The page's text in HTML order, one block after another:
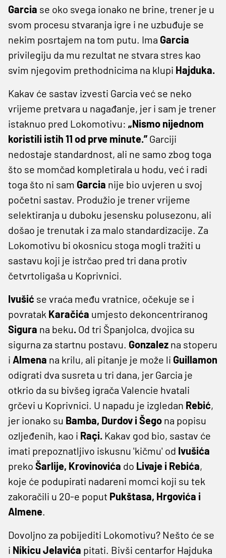
Garcia se oko svega ionako ne brine, trener je u
svom procesu stvaranja igre i ne uzbuđuje se
nekim posrtajem na tom putu. Ima Garcia
privilegiju da mu rezultat ne stvara stres kao
svim njegovim prethodnicima na klupi Hajduka.
Kakav će sastav izvesti Garcia već se neko
vrijeme pretvara u nagađanje, jer i sam je trener
istaknuo pred Lokomotivu: „Nismo nijednom
koristili istih 11 od prve minute.” Garciji
nedostaje standardnost, ali ne samo zbog toga
što se momčad kompletirala u hodu, već i radi
toga što ni sam Garcia nije bio uvjeren u svoj
početni sastav. Produžio je trener vrijeme
selektiranja u duboku jesensku polusezonu, ali
došao je trenutak i za malo standardizacije. Za
Lokomotivu bi okosnicu stoga mogli tražiti u
sastavu koji je istrčao pred tri dana protiv
četvrtoligaša u Koprivnici.
Ivušić se vraća među vratnice, očekuje se i
povratak Karačića umjesto dekoncentriranog
Sigura na beku. Od tri Španjolca, dvojica su
sigurna za startnu postavu. Gonzalez na stoperu
i Almena na krilu, ali pitanje je može li Guillamon
odigrati dva susreta u tri dana, jer Garcia je
otkrio da su bivšeg igrača Valencie hvatali
grčevi u Koprivnici. U napadu je izgledan Rebić,
jer ionako su Bamba, Durdov i Šego na popisu
ozljeđenih, kao i Raçi. Kakav god bio, sastav će
imati prepoznatljivo iskusnu 'kičmu' od Ivušića
preko Šarlije, Krovinovića do Livaje i Rebića,
koje će podupirati nadareni momci koji su tek
zakoračili u 20-e poput Pukštasa, Hrgovića i
Almene.
Dovoljno za pobijediti Lokomotivu? Nešto će se
i Nikicu Jelavića pitati. Bivši centarfor Hajduka